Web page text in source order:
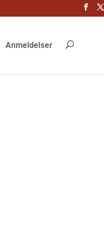
Anmeldelser